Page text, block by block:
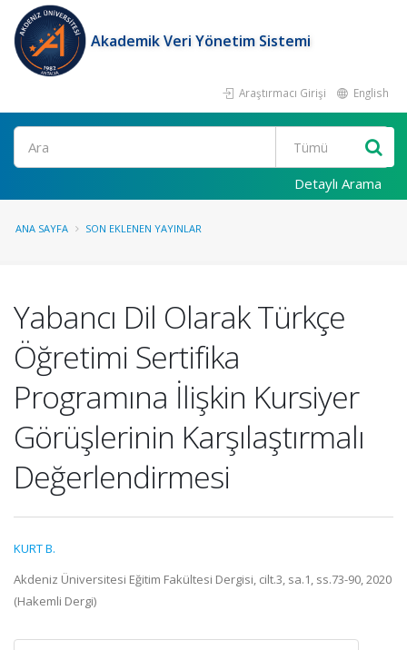
Akademik Veri Yönetim Sistemi
Araştırmacı Girişi English
Ara
Detaylı Arama
ANA SAYFA SON EKLENEN YAYINLAR
Yabancı Dil Olarak Türkçe
Öğretimi Sertifika
Programına İlişkin Kursiyer
Görüşlerinin Karşılaştırmalı
Değerlendirmesi
KURT B.
Akdeniz Üniversitesi Eğitim Fakültesi Dergisi, cilt.3, sa.1, ss.73-90, 2020
(Hakemli Dergi)